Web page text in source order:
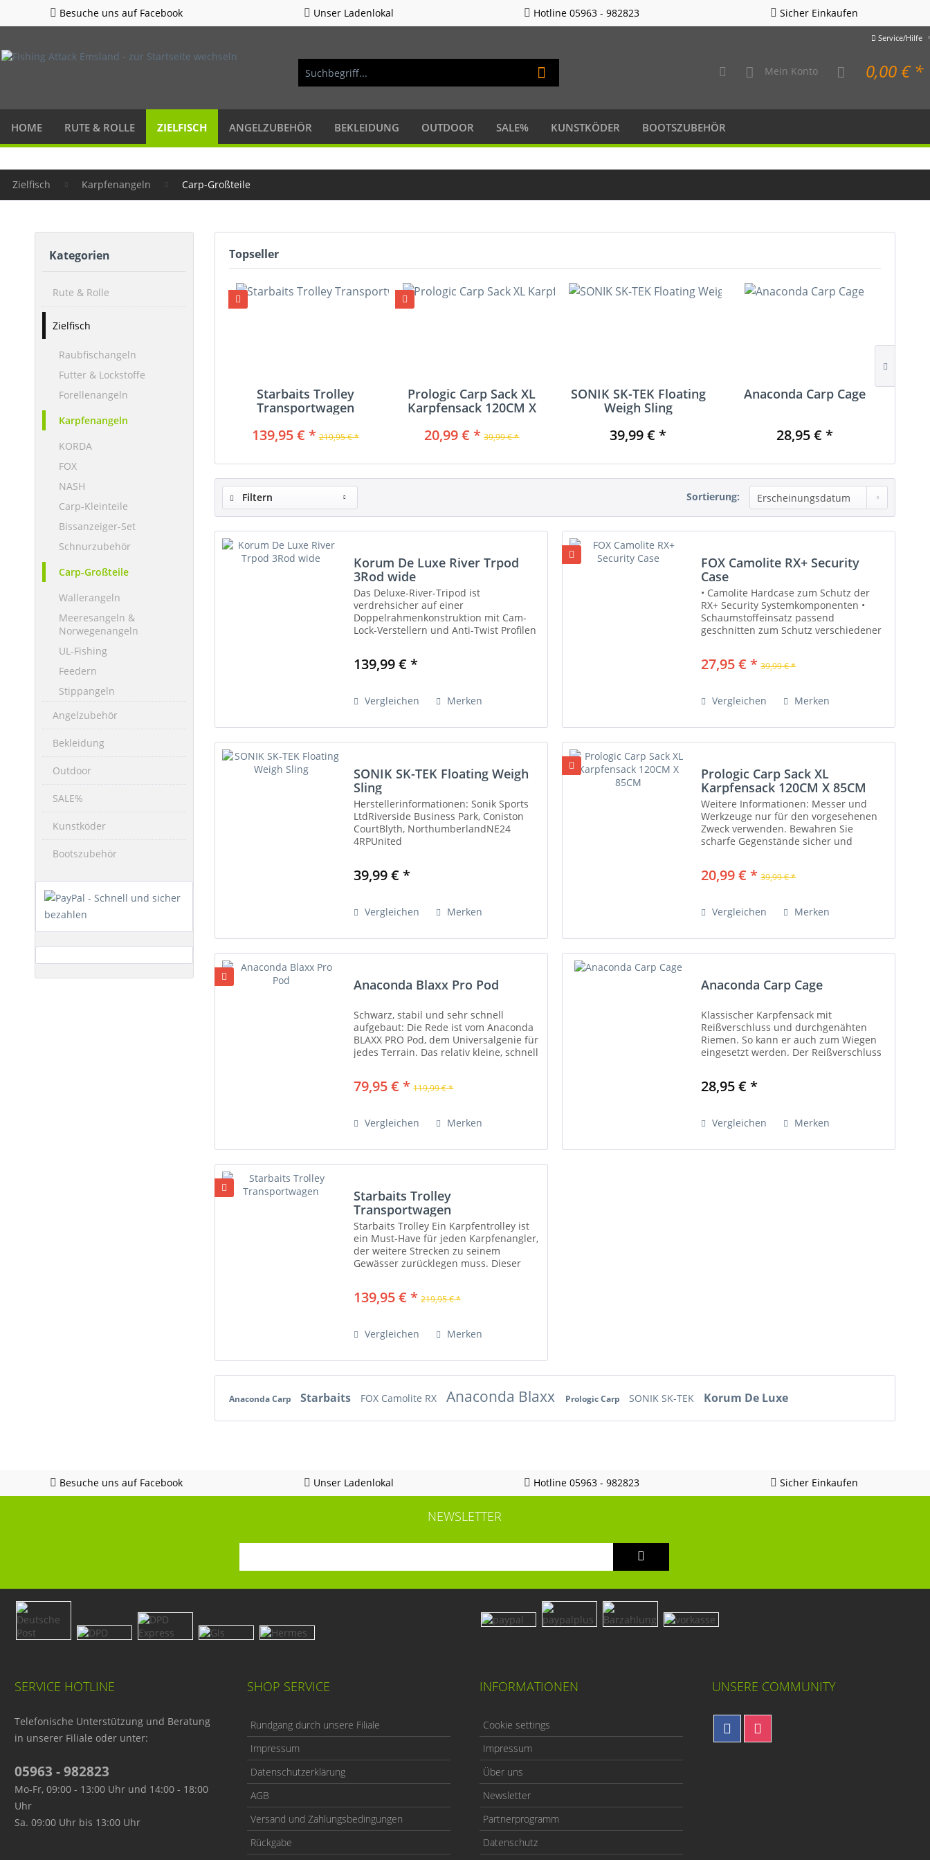
Besuche uns auf Facebook Unser Ladenlokal Hotline 05963 - 982823 Sicher Einkaufen
Service/Hilfe
Mein Konto 0,00 € *
HOME RUTE & ROLLE ZIELFISCH ANGELZUBEHÖR BEKLEIDUNG OUTDOOR SALE% KUNSTKÖDER BOOTSZUBEHÖR
Zielfisch Karpfenangeln Carp-Großteile
Kategorien
Rute & Rolle
Zielfisch
Raubfischangeln
Futter & Lockstoffe
Forellenangeln
Karpfenangeln
KORDA
FOX
NASH
Carp-Kleinteile
Bissanzeiger-Set
Schnurzubehör
Carp-Großteile
Wallerangeln
Meeresangeln &
Norwegenangeln
UL-Fishing
Feedern
Stippangeln
Angelzubehör
Bekleidung
Outdoor
SALE%
Kunstköder
Bootszubehör
Topseller
Starbaits Trolley
Transportwagen
139,95 € * 219,95 € *
Prologic Carp Sack XL
Karpfensack 120CM X
20,99 € * 39,99 € *
SONIK SK-TEK Floating
Weigh Sling
39,99 € *
Anaconda Carp Cage
28,95 € *
Filtern Sortierung:
Korum De Luxe River Trpod
3Rod wide
Das Deluxe-River-Tripod ist
verdrehsicher auf einer
Doppelrahmenkonstruktion mit Cam-
Lock-Verstellern und Anti-Twist Profilen
kann während des Einsatzes...
139,99 € *
Vergleichen Merken
FOX Camolite RX+ Security
Case
• Camolite Hardcase zum Schutz der
RX+ Security Systemkomponenten •
Schaumstoffeinsatz passend
geschnitten zum Schutz verschiedener
Zusätzliches...
27,95 € * 39,99 € *
Vergleichen Merken
SONIK SK-TEK Floating Weigh
Sling
Herstellerinformationen: Sonik Sports
LtdRiverside Business Park, Coniston
CourtBlyth, NorthumberlandNE24
4RPUnited
nur für den vorgesehenen...
39,99 € *
Vergleichen Merken
Prologic Carp Sack XL
Karpfensack 120CM X 85CM
Weitere Informationen: Messer und
Werkzeuge nur für den vorgesehenen
Zweck verwenden. Bewahren Sie
scharfe Gegenstände sicher und
um Verletzungen zu vermeiden.
20,99 € * 39,99 € *
Vergleichen Merken
Anaconda Blaxx Pro Pod
Schwarz, stabil und sehr schnell
aufgebaut: Die Rede ist vom Anaconda
BLAXX PRO Pod, dem Universalgenie für
jedes Terrain. Das relativ kleine, schnell
100 cm...
79,95 € * 119,99 € *
Vergleichen Merken
Anaconda Carp Cage
Klassischer Karpfensack mit
Reißverschluss und durchgenähten
Riemen. So kann er auch zum Wiegen
eingesetzt werden. Der Reißverschluss
sichern. - inkl. Transporttasche -
28,95 € *
Vergleichen Merken
Starbaits Trolley
Transportwagen
Starbaits Trolley Ein Karpfentrolley ist
ein Must-Have für jeden Karpfenangler,
der weitere Strecken zu seinem
Gewässer zurücklegen muss. Dieser
problemlos in jeden Kofferraum....
139,95 € * 219,95 € *
Vergleichen Merken
Anaconda Carp Starbaits FOX Camolite RX Anaconda Blaxx Prologic Carp SONIK SK-TEK Korum De Luxe
Besuche uns auf Facebook Unser Ladenlokal Hotline 05963 - 982823 Sicher Einkaufen
NEWSLETTER
SERVICE HOTLINE
Telefonische Unterstützung und Beratung
in unserer Filiale oder unter:
05963 - 982823
Mo-Fr, 09:00 - 13:00 Uhr und 14:00 - 18:00
Uhr
Sa. 09:00 Uhr bis 13:00 Uhr
SHOP SERVICE
Rundgang durch unsere Filiale
Impressum
Datenschutzerklärung
AGB
Versand und Zahlungsbedingungen
Rückgabe
INFORMATIONEN
Cookie settings
Impressum
Über uns
Newsletter
Partnerprogramm
Datenschutz
UNSERE COMMUNITY